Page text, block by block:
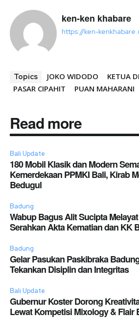
ken-ken khabare
https://ken-
Topics JOKO WIDODO
KETUA
PASAR CIPAHIT
PUAN MAHARANI
Read more
Bali Update
180 Mobil Klasik dan Modern
Kemerdekaan PPMKI Bali, Kirab
Bedugul
Badung
Wabup Bagus Alit Sucipta
Serahkan Akta Kematian dan KK
Badung
Gelar Pasukan Paskibraka
Tekankan Disiplin dan Integritas
Bali Update
Gubernur Koster Dorong
Lewat Kompetisi Mixology & Flair